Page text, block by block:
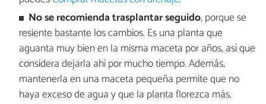
No se recomienda trasplantar seguido, porque se
resiente bastante los cambios. Es una planta que
aguanta muy bien en la misma maceta por años, así que
considera dejarla ahí por mucho tiempo. Además,
mantenerla en una maceta pequeña permite que no
haya exceso de agua y que la planta florezca más.